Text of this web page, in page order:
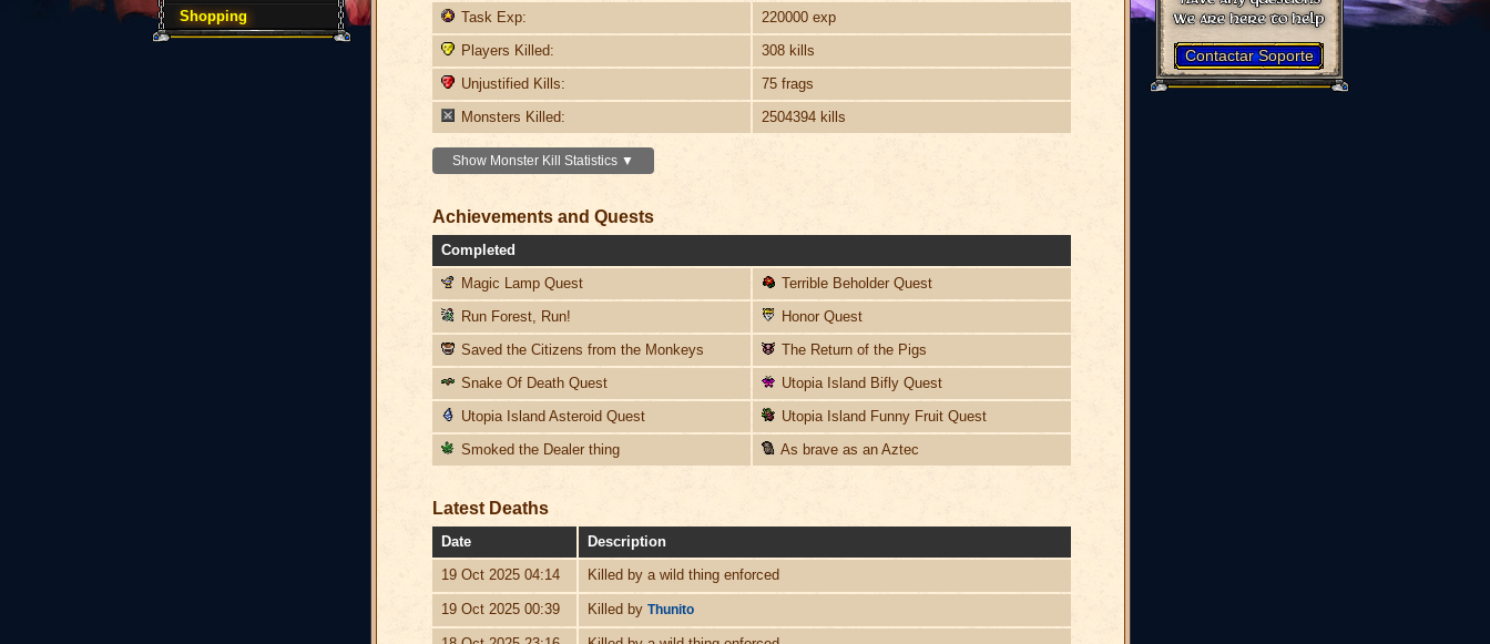
Shopping
Task Exp:
220000 exp
Players Killed:
308 kills
Unjustified Kills:
75 frags
Monsters Killed:
2504394 kills
Show Monster Kill Statistics ▼
Achievements and Quests
Completed
Magic Lamp Quest
Terrible Beholder Quest
Run Forest, Run!
Honor Quest
Saved the Citizens from the Monkeys
The Return of the Pigs
Snake Of Death Quest
Utopia Island Bifly Quest
Utopia Island Asteroid Quest
Utopia Island Funny Fruit Quest
Smoked the Dealer thing
As brave as an Aztec
Latest Deaths
Date
Description
19 Oct 2025 04:14
Killed by a wild thing enforced
19 Oct 2025 00:39 Killed by Thunito
Contactar Soporte